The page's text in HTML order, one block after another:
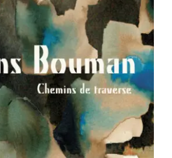
– Chemins de traverse